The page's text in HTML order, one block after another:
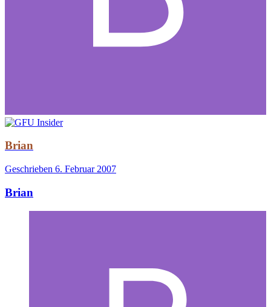
Brian
Geschrieben 6. Februar 2007
Brian